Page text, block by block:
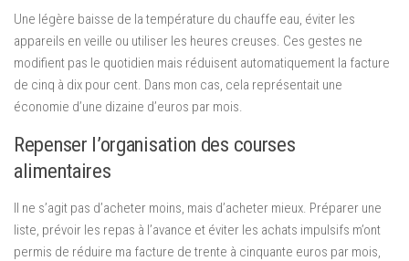
Une légère baisse de la température du chauffe eau, éviter les
appareils en veille ou utiliser les heures creuses. Ces gestes ne
modifient pas le quotidien mais réduisent automatiquement la facture
de cinq à dix pour cent. Dans mon cas, cela représentait une
économie d’une dizaine d’euros par mois.
Repenser l’organisation des courses
alimentaires
Il ne s’agit pas d’acheter moins, mais d’acheter mieux. Préparer une
liste, prévoir les repas à l’avance et éviter les achats impulsifs m’ont
permis de réduire ma facture de trente à cinquante euros par mois,